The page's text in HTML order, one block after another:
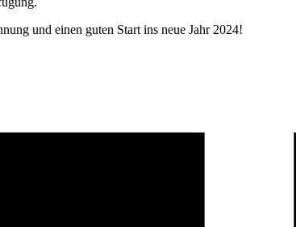
und einen guten Start ins neue Jahr 2024!